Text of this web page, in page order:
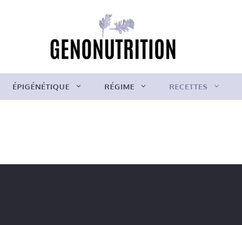
ÉPIGÉNÉTIQUE RÉGIME RECETTES